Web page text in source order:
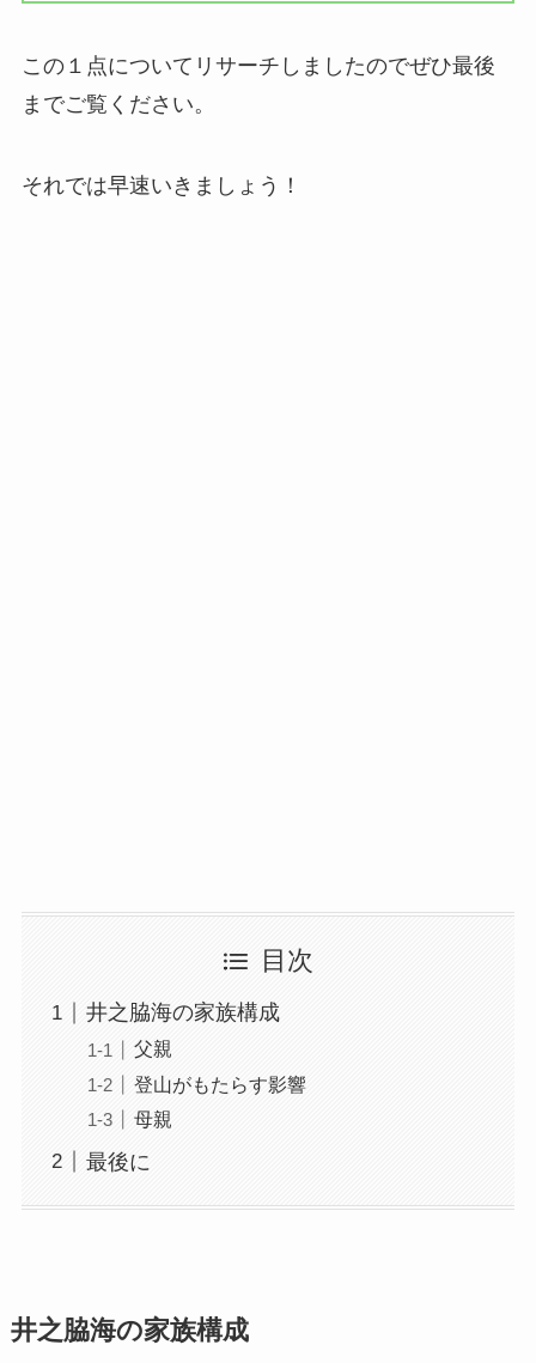
この１点についてリサーチしましたのでぜひ最後
までご覧ください。
それでは早速いきましょう！
目次
井之脇海の家族構成
父親
登山がもたらす影響
母親
最後に
井之脇海の家族構成